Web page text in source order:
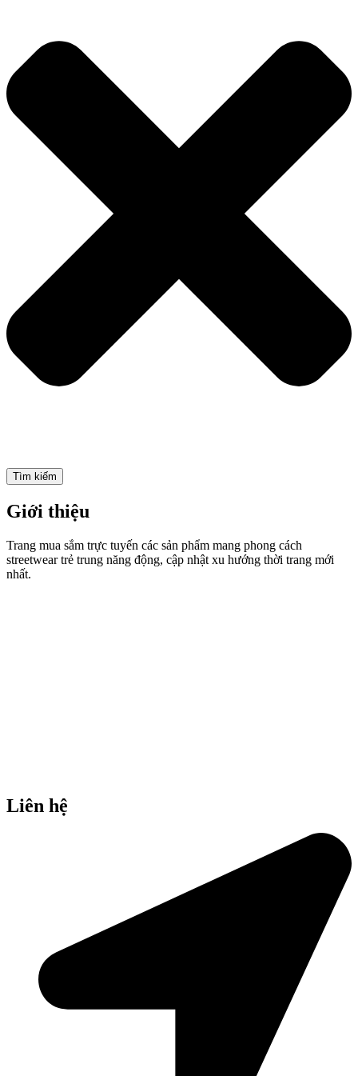
Tìm kiếm
Giới thiệu
Trang mua sắm trực tuyến các sản phẩm mang phong cách
streetwear trẻ trung năng động, cập nhật xu hướng thời trang mới
nhất.
Liên hệ